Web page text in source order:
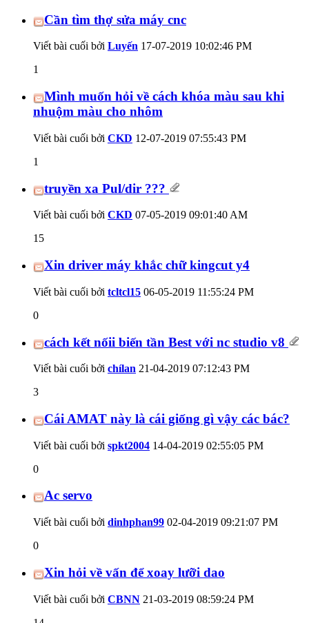
Cần tìm thợ sửa máy cnc
Viết bài cuối bởi Luyến 17-07-2019 10:02:46 PM
1
Mình muốn hỏi về cách khóa màu sau khi
nhuộm màu cho nhôm
Viết bài cuối bởi CKD 12-07-2019 07:55:43 PM
1
truyền xa Pul/dir ???
Viết bài cuối bởi CKD 07-05-2019 09:01:40 AM
15
Xin driver máy khắc chữ kingcut y4
Viết bài cuối bởi tcltcl15 06-05-2019 11:55:24 PM
0
cách kết nốii biến tần Best với nc studio v8
Viết bài cuối bởi chílan 21-04-2019 07:12:43 PM
3
Cái AMAT này là cái giống gì vậy các bác?
Viết bài cuối bởi spkt2004 14-04-2019 02:55:05 PM
0
Ac servo
Viết bài cuối bởi dinhphan99 02-04-2019 09:21:07 PM
0
Xin hỏi về vấn để xoay lưỡi dao
Viết bài cuối bởi CBNN 21-03-2019 08:59:24 PM